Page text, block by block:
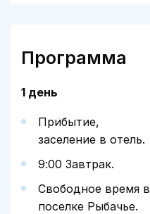
Программа
1 день
Прибытие,
заселение в отель.
9:00 Завтрак.
Свободное время в
поселке Рыбачье.